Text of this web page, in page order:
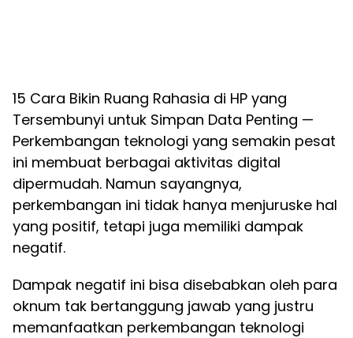
15 Cara Bikin Ruang Rahasia di HP yang
Tersembunyi untuk Simpan Data Penting —
Perkembangan teknologi yang semakin pesat
ini membuat berbagai aktivitas digital
dipermudah. Namun sayangnya,
perkembangan ini tidak hanya menjuruske hal
yang positif, tetapi juga memiliki dampak
negatif.
Dampak negatif ini bisa disebabkan oleh para
oknum tak bertanggung jawab yang justru
memanfaatkan perkembangan teknologi